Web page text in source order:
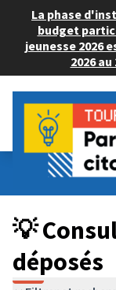
La phase
budget
jeunesse 2026
2026
Budget Participatif
💡 Consulter les
💡
déposés